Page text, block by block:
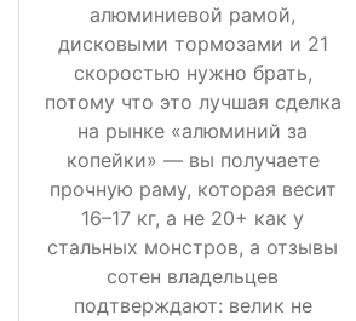
алюминиевой рамой,
дисковыми тормозами и 21
скоростью нужно брать,
потому что это лучшая сделка
на рынке «алюминий за
копейки» — вы получаете
прочную раму, которая весит
16–17 кг, а не 20+ как у
стальных монстров, а отзывы
сотен владельцев
подтверждают: велик не